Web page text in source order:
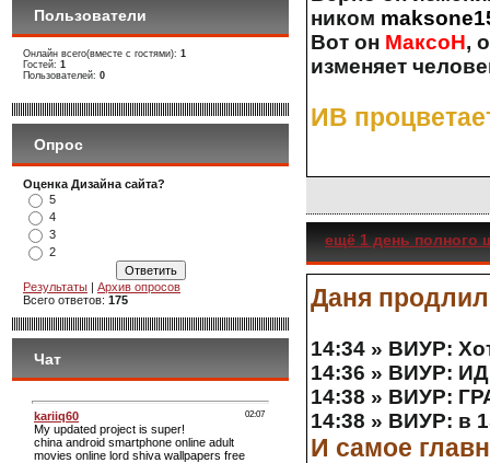
Пользователи
Онлайн всего(вместе с гостями): 1
Гостей: 1
Пользователей: 0
Опрос
Оценка Дизайна сайта?
5
4
3
2
Результаты | Архив опросов
Всего ответов: 175
Чат
ником
Вот он МаксоН,
изменяет
ИВ
ещё 1 день полного
Даня
14:34 » ВИУР:
14:36 » ВИУР:
14:38 » ВИУР:
14:38 » ВИУР: в
И самое